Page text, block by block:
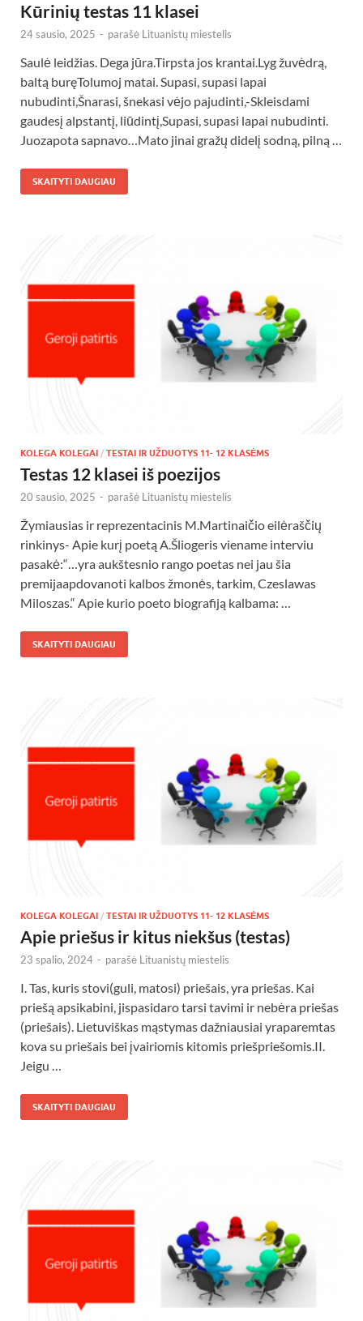
Kūrinių testas 11 klasei
24 sausio, 2025 - parašė Lituanistų miestelis
Saulė leidžias. Dega jūra.Tirpsta jos krantai.Lyg žuvėdrą,
baltą buręTolumoj matai. Supasi, supasi lapai
nubudinti,Šnarasi, šnekasi vėjo pajudinti,-Skleisdami
gaudesį alpstantį, liūdintį,Supasi, supasi lapai nubudinti.
Juozapota sapnavo…Mato jinai gražų didelį sodną, pilną …
SKAITYTI DAUGIAU
KOLEGA KOLEGAI / TESTAI IR UŽDUOTYS 11- 12 KLASĖMS
Testas 12 klasei iš poezijos
20 sausio, 2025 - parašė Lituanistų miestelis
Žymiausias ir reprezentacinis M.Martinaičio eilėraščių
rinkinys- Apie kurį poetą A.Šliogeris viename interviu
pasakė:“…yra aukštesnio rango poetas nei jau šia
premijaapdovanoti kalbos žmonės, tarkim, Czeslawas
Miloszas.“ Apie kurio poeto biografiją kalbama: …
SKAITYTI DAUGIAU
KOLEGA KOLEGAI / TESTAI IR UŽDUOTYS 11- 12 KLASĖMS
Apie priešus ir kitus niekšus (testas)
23 spalio, 2024 - parašė Lituanistų miestelis
I. Tas, kuris stovi(guli, matosi) priešais, yra priešas. Kai
priešą apsikabini, jispasidaro tarsi tavimi ir nebėra priešas
(priešais). Lietuviškas mąstymas dažniausiai yraparemtas
kova su priešais bei įvairiomis kitomis priešpriešomis.II.
Jeigu …
SKAITYTI DAUGIAU